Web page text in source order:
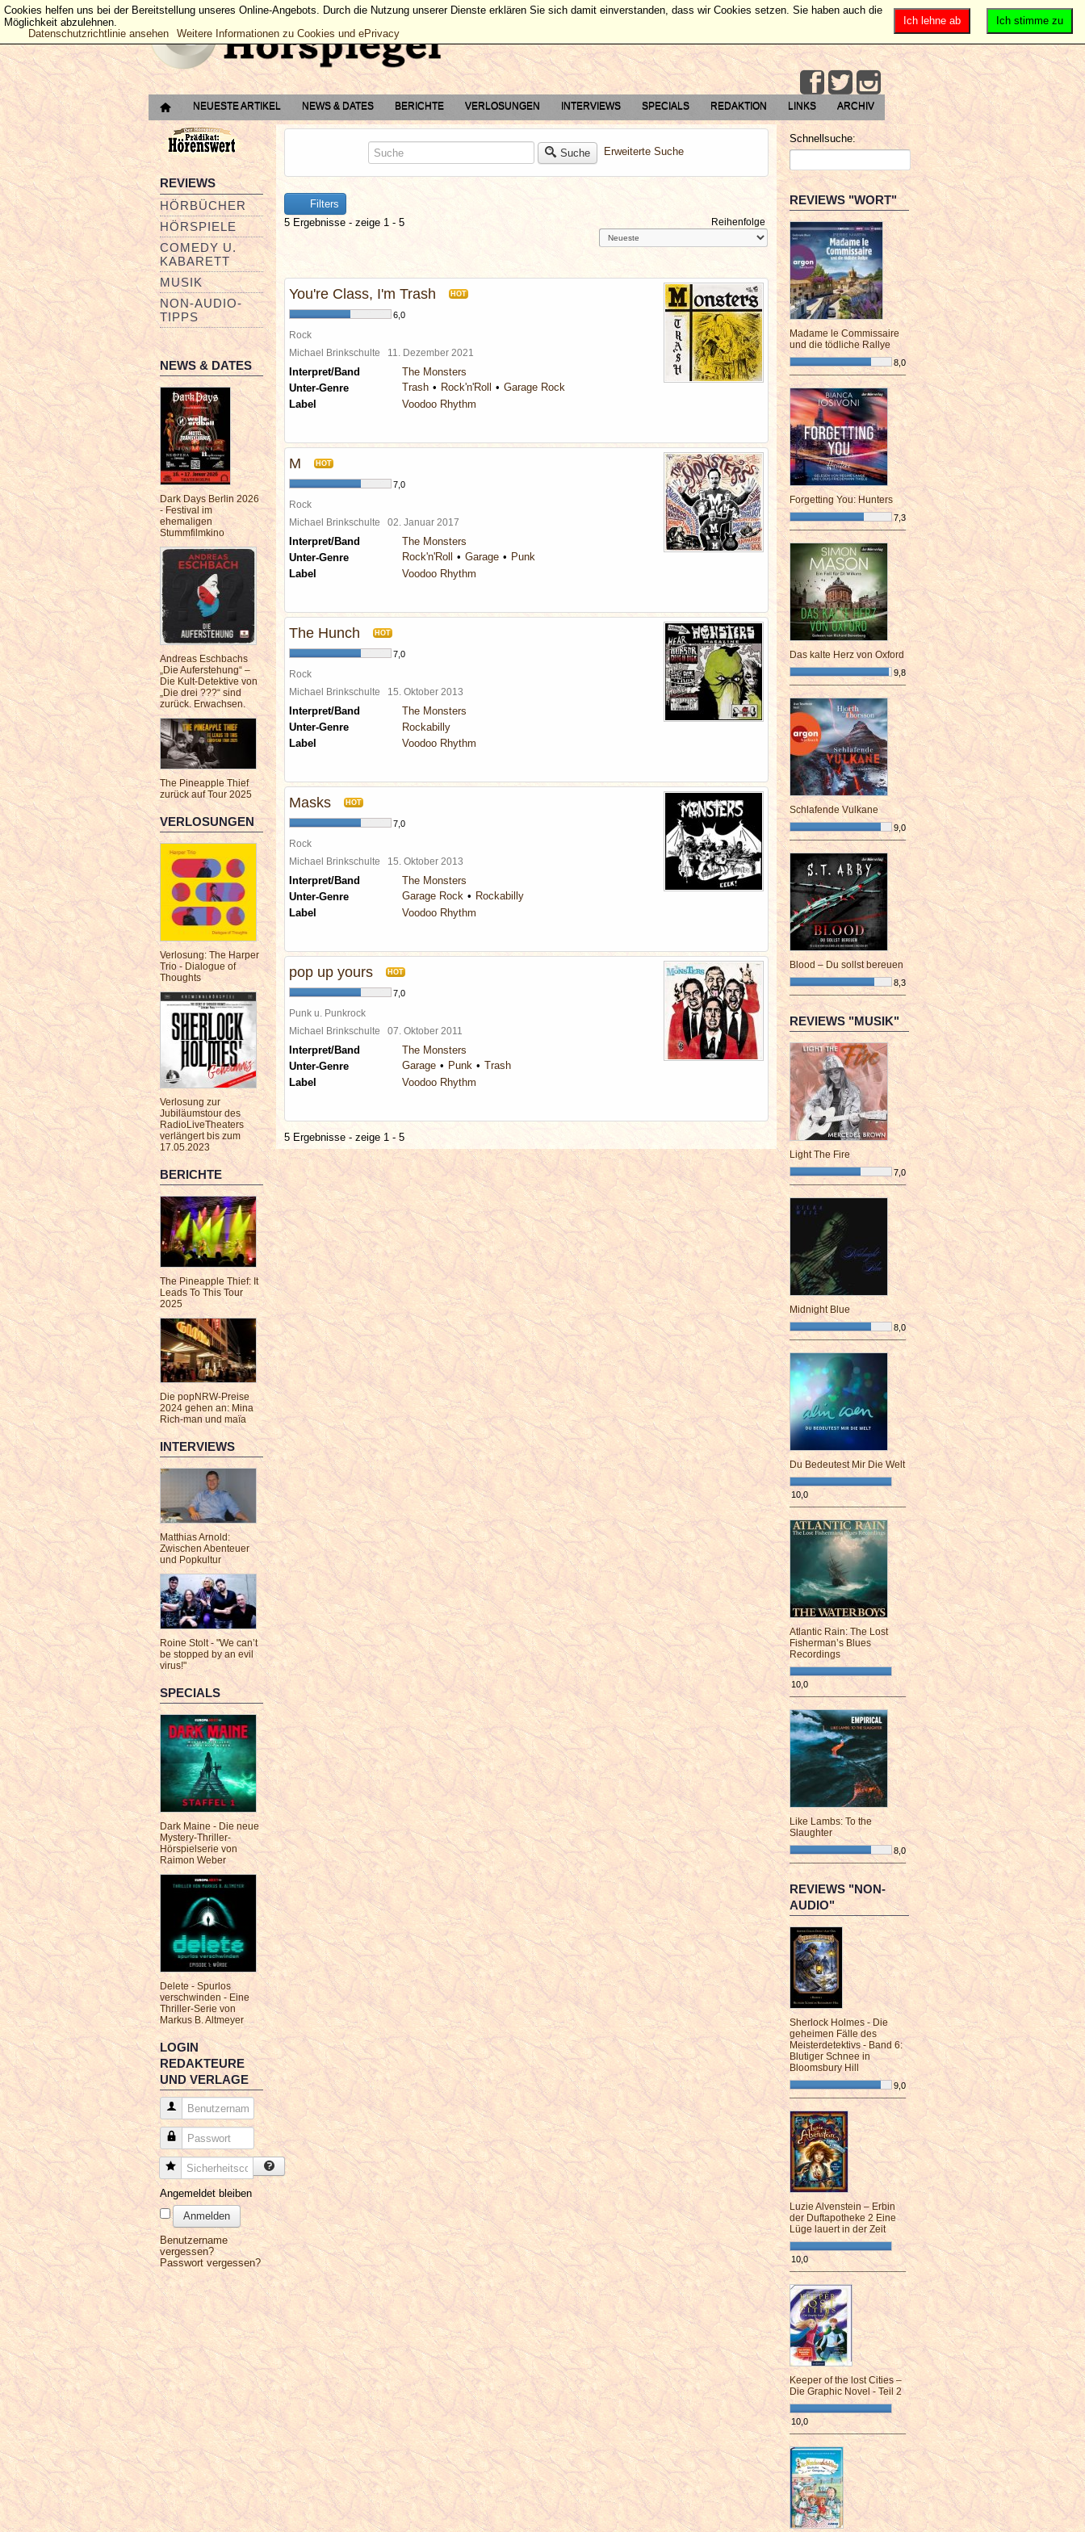
NEUESTE ARTIKEL NEWS & DATES BERICHTE VERLOSUNGEN INTERVIEWS SPECIALS REDAKTION LINKS ARCHIV
REVIEWS
HÖRBÜCHER
HÖRSPIELE
COMEDY U.
KABARETT
MUSIK
NON-AUDIO-
TIPPS
NEWS & DATES
Dark Days Berlin 2026
- Festival im
ehemaligen
Stummfilmkino
Andreas Eschbachs
„Die Auferstehung“ –
Die Kult-Detektive von
„Die drei ???“ sind
zurück. Erwachsen.
The Pineapple Thief
zurück auf Tour 2025
VERLOSUNGEN
Verlosung: The Harper
Trio - Dialogue of
Thoughts
Verlosung zur
Jubiläumstour des
RadioLiveTheaters
verlängert bis zum
17.05.2023
BERICHTE
The Pineapple Thief: It
Leads To This Tour
2025
Die popNRW-Preise
2024 gehen an: Mina
Rich-man und maïa
INTERVIEWS
Matthias Arnold:
Zwischen Abenteuer
und Popkultur
Roine Stolt - "We can’t
be stopped by an evil
virus!"
SPECIALS
Dark Maine - Die neue
Mystery-Thriller-
Hörspielserie von
Raimon Weber
Delete - Spurlos
verschwinden - Eine
Thriller-Serie von
Markus B. Altmeyer
LOGIN
REDAKTEURE
UND VERLAGE
Benutzername
Passwort
Sicherheitscode
Angemeldet bleiben
Anmelden
Benutzername
vergessen?
Passwort vergessen?
Suche Erweiterte Suche
Filters
5 Ergebnisse - zeige 1 - 5
Reihenfolge
You're Class, I'm Trash HOT
6,0
Rock
Michael Brinkschulte 11. Dezember 2021
Interpret/Band
The Monsters
Unter-Genre
Trash Rock'n'Roll
Garage Rock
Label
Voodoo Rhythm
M HOT
7,0
Rock
Michael Brinkschulte 02. Januar 2017
Interpret/Band
The Monsters
Unter-Genre
Rock'n'Roll Garage
Punk
Label
Voodoo Rhythm
The Hunch HOT
7,0
Rock
Michael Brinkschulte 15. Oktober 2013
Interpret/Band
The Monsters
Unter-Genre
Rockabilly
Label
Voodoo Rhythm
Masks HOT
7,0
Rock
Michael Brinkschulte 15. Oktober 2013
Interpret/Band
The Monsters
Unter-Genre
Garage Rock
Rockabilly
Label
Voodoo Rhythm
pop up yours HOT
7,0
Punk u. Punkrock
Michael Brinkschulte 07. Oktober 2011
Interpret/Band
The Monsters
Unter-Genre
Garage Punk
Trash
Label
Voodoo Rhythm
5 Ergebnisse - zeige 1 - 5
Schnellsuche:
REVIEWS "WORT"
Madame le Commissaire
und die tödliche Rallye
8,0
¯¯¯¯¯¯¯¯¯¯¯¯¯¯¯¯¯¯¯¯¯¯¯¯
Forgetting You: Hunters
7,3
¯¯¯¯¯¯¯¯¯¯¯¯¯¯¯¯¯¯¯¯¯¯¯¯
Das kalte Herz von Oxford
9,8
¯¯¯¯¯¯¯¯¯¯¯¯¯¯¯¯¯¯¯¯¯¯¯¯
Schlafende Vulkane
9,0
¯¯¯¯¯¯¯¯¯¯¯¯¯¯¯¯¯¯¯¯¯¯¯¯
Blood – Du sollst bereuen
8,3
¯¯¯¯¯¯¯¯¯¯¯¯¯¯¯¯¯¯¯¯¯¯¯¯
REVIEWS "MUSIK"
Light The Fire
7,0
¯¯¯¯¯¯¯¯¯¯¯¯¯¯¯¯¯¯¯¯¯¯¯¯
Midnight Blue
8,0
¯¯¯¯¯¯¯¯¯¯¯¯¯¯¯¯¯¯¯¯¯¯¯¯
Du Bedeutest Mir Die Welt
10,0
¯¯¯¯¯¯¯¯¯¯¯¯¯¯¯¯¯¯¯¯¯¯¯¯
Atlantic Rain: The Lost
Fisherman’s Blues
Recordings
10,0
¯¯¯¯¯¯¯¯¯¯¯¯¯¯¯¯¯¯¯¯¯¯¯¯
Like Lambs: To the
Slaughter
8,0
¯¯¯¯¯¯¯¯¯¯¯¯¯¯¯¯¯¯¯¯¯¯¯¯
REVIEWS "NON-
AUDIO"
Sherlock Holmes - Die
geheimen Fälle des
Meisterdetektivs - Band 6:
Blutiger Schnee in
Bloomsbury Hill
9,0
¯¯¯¯¯¯¯¯¯¯¯¯¯¯¯¯¯¯¯¯¯¯¯¯
Luzie Alvenstein – Erbin
der Duftapotheke 2 Eine
Lüge lauert in der Zeit
10,0
¯¯¯¯¯¯¯¯¯¯¯¯¯¯¯¯¯¯¯¯¯¯¯¯
Keeper of the lost Cities –
Die Graphic Novel - Teil 2
10,0
¯¯¯¯¯¯¯¯¯¯¯¯¯¯¯¯¯¯¯¯¯¯¯¯
Ich stimme zu
Ich lehne ab
Cookies helfen uns bei der Bereitstellung unseres Online-Angebots. Durch die Nutzung unserer Dienste erklären Sie sich damit einverstanden, dass wir Cookies setzen. Sie haben auch die
Möglichkeit abzulehnen.
Datenschutzrichtlinie ansehen
Weitere Informationen zu Cookies und ePrivacy